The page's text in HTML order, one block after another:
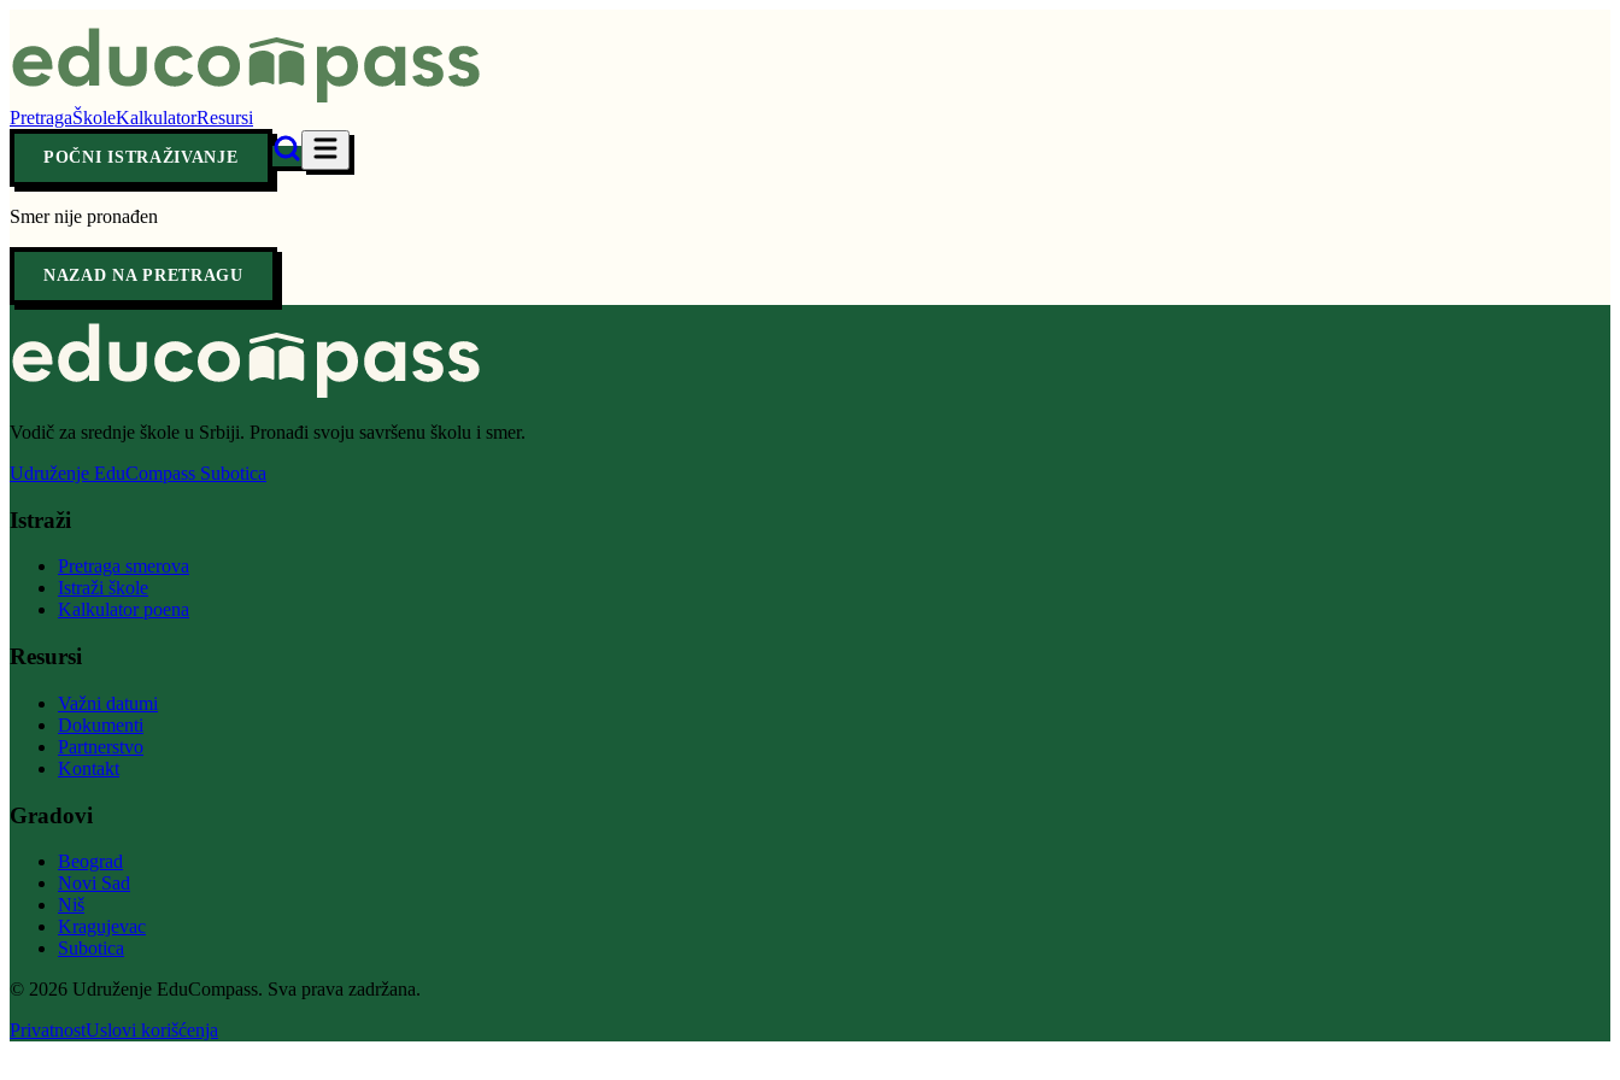
PretragaŠkoleKalkulatorResursi
POČNI ISTRAŽIVANJE
Smer nije pronađen
NAZAD NA PRETRAGU
Vodič za srednje škole u Srbiji. Pronađi svoju savršenu školu i smer.
Udruženje EduCompass Subotica
Istraži
Pretraga smerova
Istraži škole
Kalkulator poena
Resursi
Važni datumi
Dokumenti
Partnerstvo
Kontakt
Gradovi
Beograd
Novi Sad
Niš
Kragujevac
Subotica
© 2026 Udruženje EduCompass. Sva prava zadržana.
PrivatnostUslovi korišćenja